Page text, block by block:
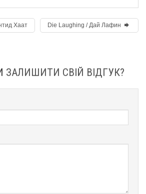
Хаат Die Laughing / Дай Лафин
ЗАЛИШИТИ СВІЙ ВІДГУК?